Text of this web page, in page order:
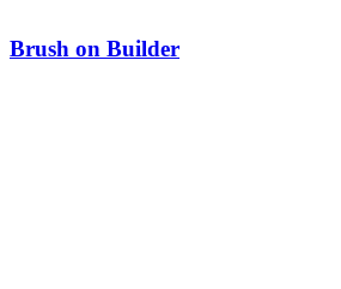
Brush on Builder